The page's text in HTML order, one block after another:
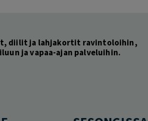
diilit ja lahjakortit ravintoloihin,
ja vapaa-ajan palveluihin.